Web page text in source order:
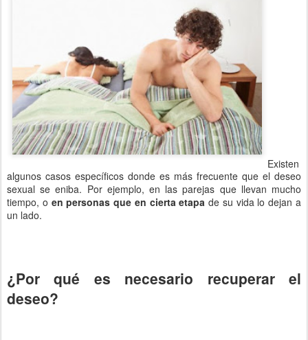
Existen
algunos casos específicos donde es más frecuente que el deseo
sexual se eniba. Por ejemplo, en las parejas que llevan mucho
tiempo, o en personas que en cierta etapa de su vida lo dejan a
un lado.
¿Por qué es necesario recuperar el
deseo?